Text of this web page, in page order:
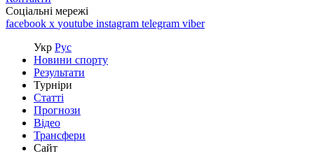
Соціальні мережі
facebook x youtube instagram telegram viber
Укр Рус
Новини спорту
Результати
Турніри
Статті
Прогнози
Відео
Трансфери
Сайт